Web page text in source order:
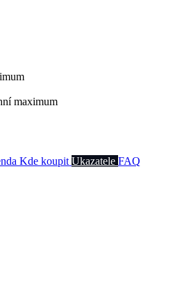
maximum
Kde koupit Ukazatele FAQ